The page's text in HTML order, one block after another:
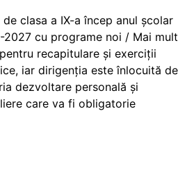
de clasa a IX-a încep anul școlar
2027 cu programe noi / Mai mult
recapitulare și exerciții
iar dirigenția este înlocuită de
dezvoltare personală și
care va fi obligatorie